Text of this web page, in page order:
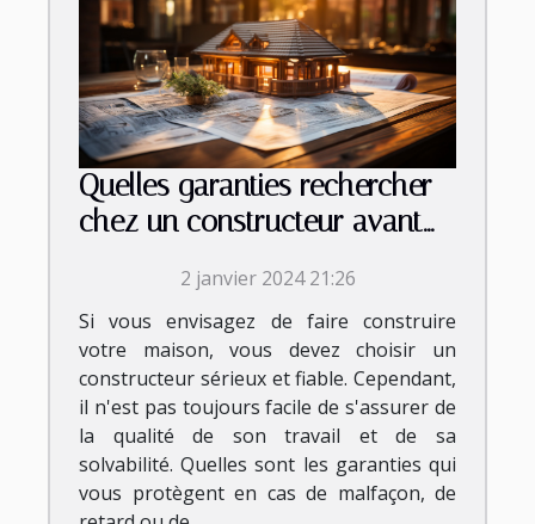
Quelles garanties rechercher
chez un constructeur avant
2 janvier 2024 21:26
Si vous envisagez de faire construire
votre maison, vous devez choisir un
constructeur sérieux et fiable. Cependant,
il n'est pas toujours facile de s'assurer de
la qualité de son travail et de sa
solvabilité. Quelles sont les garanties qui
vous protègent en cas de malfaçon, de